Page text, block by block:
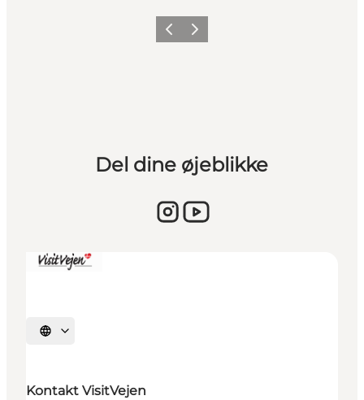
Forrige billede
Næste billede
Del dine øjeblikke
Vælg sprog
Kontakt VisitVejen